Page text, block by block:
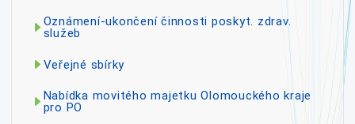
Oznámení-ukončení činnosti poskyt. zdrav.
služeb
Veřejné sbírky
Nabídka movitého majetku Olomouckého kraje
pro PO